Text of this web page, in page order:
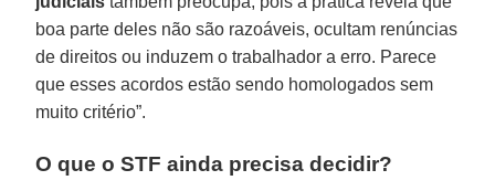
boa parte deles não são razoáveis, ocultam renúncias
de direitos ou induzem o trabalhador a erro. Parece
que esses acordos estão sendo homologados sem
muito critério”.
O que o STF ainda precisa decidir?